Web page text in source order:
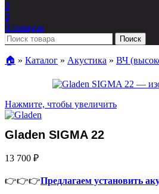
0
0
0 товаров
Поиск
🏠︎ » Каталог » Акустика » ВЧ
Нажмите, чтобы увеличить
Gladen SIGMA 22
13 700 ₽
👉👉👉Предлагаем установить